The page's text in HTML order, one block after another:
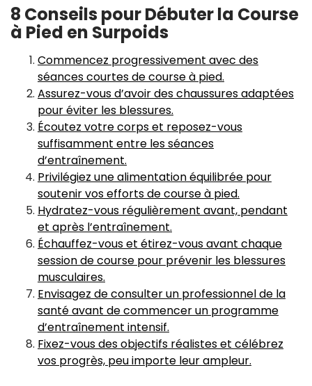
8 Conseils pour Débuter la Course
à Pied en Surpoids
Commencez progressivement avec des
séances courtes de course à pied.
Assurez-vous d’avoir des chaussures adaptées
pour éviter les blessures.
Écoutez votre corps et reposez-vous
suffisamment entre les séances
d’entraînement.
Privilégiez une alimentation équilibrée pour
soutenir vos efforts de course à pied.
Hydratez-vous régulièrement avant, pendant
et après l’entraînement.
Échauffez-vous et étirez-vous avant chaque
session de course pour prévenir les blessures
musculaires.
Envisagez de consulter un professionnel de la
santé avant de commencer un programme
d’entraînement intensif.
Fixez-vous des objectifs réalistes et célébrez
vos progrès, peu importe leur ampleur.